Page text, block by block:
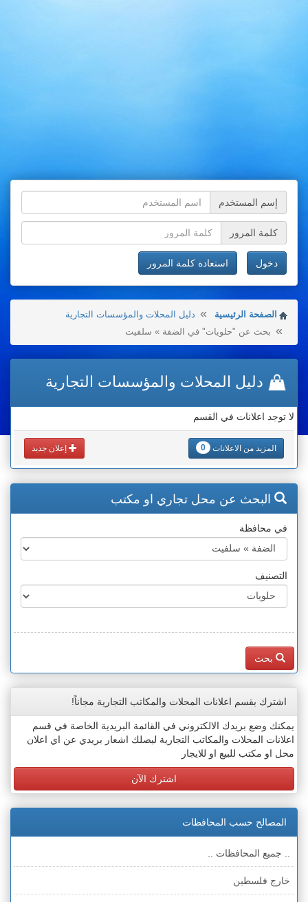
إسم المستخدم
كلمة المرور
دخول استعادة كلمة المرور
الصفحة الرئيسية
دليل المحلات والمؤسسات التجارية
بحث عن "حلويات" في الضفة » سلفيت
دليل المحلات والمؤسسات التجارية
لا توجد اعلانات في القسم
المزيد من الاعلانات 0 إعلان جديد
البحث عن محل تجاري او مكتب
في محافظة
التصنيف
بحث
اشترك بقسم اعلانات المحلات والمكاتب التجارية مجاناً!
يمكنك وضع بريدك الالكتروني في القائمة البريدية الخاصة في قسم
اعلانات المحلات والمكاتب التجارية ليصلك اشعار بريدي عن اي اعلان
محل او مكتب للبيع او للايجار
اشترك الآن
المصالح حسب المحافظات
.. جميع المحافظات ..
خارج فلسطين